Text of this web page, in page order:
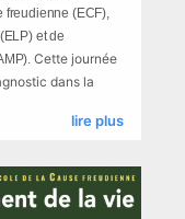
freudienne (ECF),
et de
Cette journée
dans la
lire plus